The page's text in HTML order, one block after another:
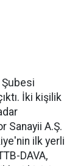
İki kişilik
Sanayii A.Ş.
ilk yerli
DAVA,